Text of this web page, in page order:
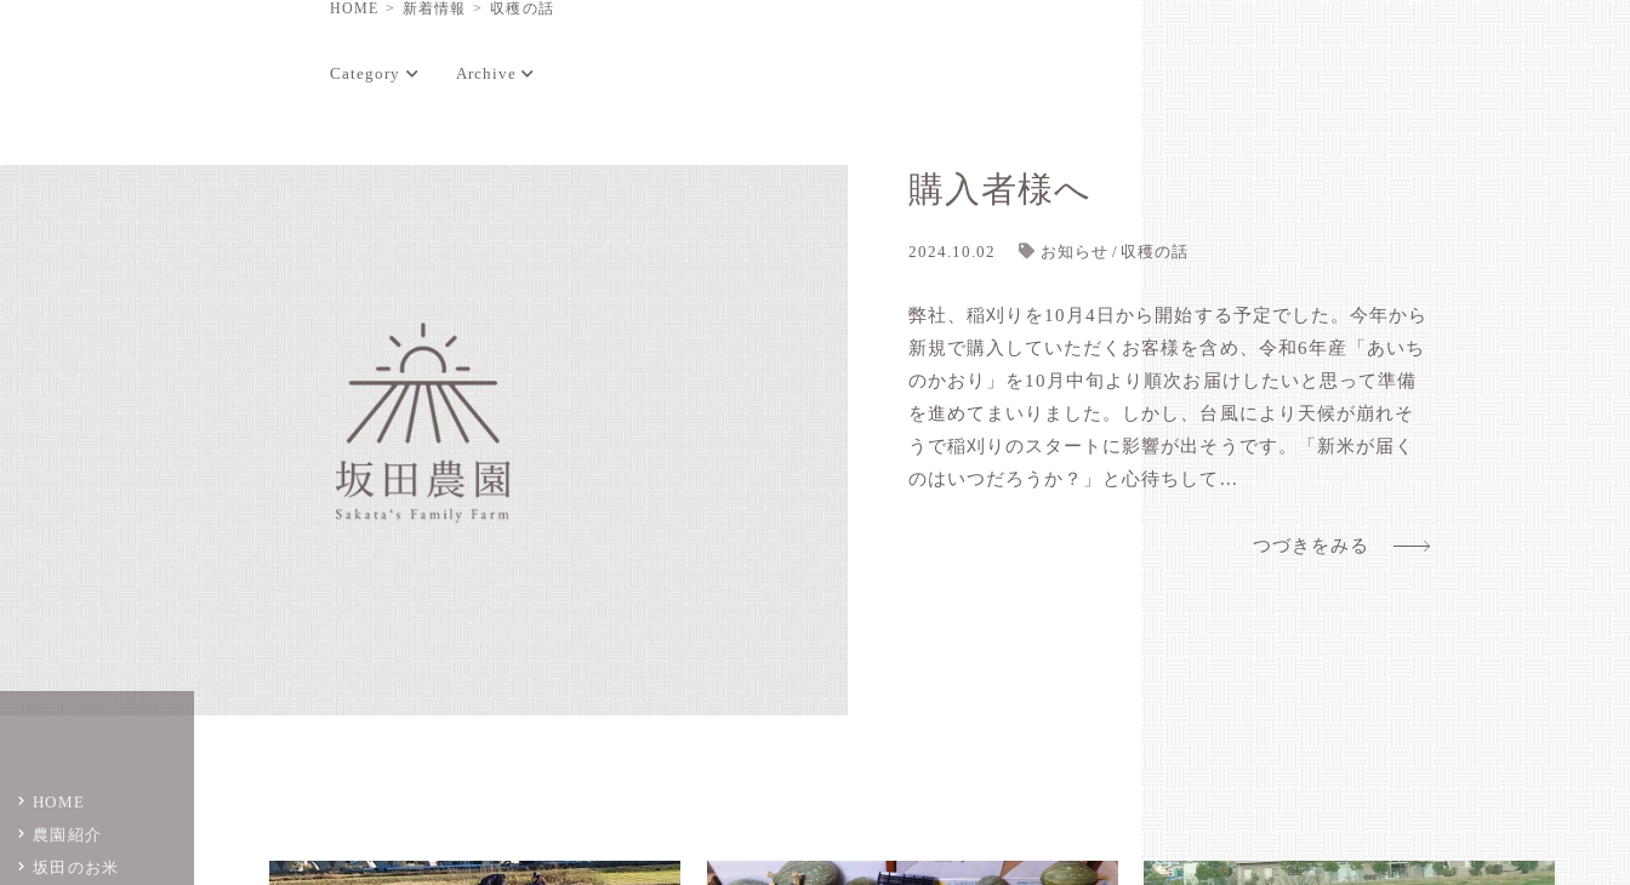
HOME
農園紹介
坂田のお米
HOME 新着情報 収穫の話
Category Archive
購入者様へ
2024.10.02 お知らせ 収穫の話
弊社、稲刈りを10月4日から開始する予定でした。今年から
新規で購入していただくお客様を含め、令和6年産「あいち
のかおり」を10月中旬より順次お届けしたいと思って準備
を進めてまいりました。しかし、台風により天候が崩れそ
うで稲刈りのスタートに影響が出そうです。「新米が届く
のはいつだろうか？」と心待ちして...
つづきをみる